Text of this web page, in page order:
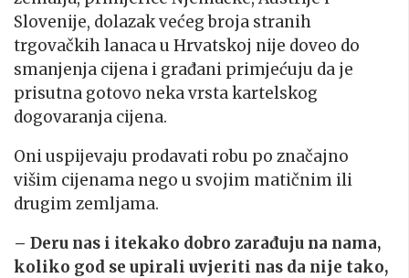
Slovenije, dolazak većeg broja stranih
trgovačkih lanaca u Hrvatskoj nije doveo do
smanjenja cijena i građani primjećuju da je
prisutna gotovo neka vrsta kartelskog
dogovaranja cijena.
Oni uspijevaju prodavati robu po značajno
višim cijenama nego u svojim matičnim ili
drugim zemljama.
– Deru nas i itekako dobro zarađuju na nama,
koliko god se upirali uvjeriti nas da nije tako,